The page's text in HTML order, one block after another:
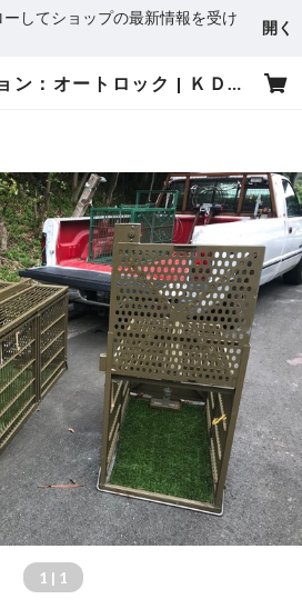
ーしてショップの最新情報を受け
開く
捕獲器用オプション：オートロック | ＫＤＰ：神奈川ドッグプロテクション
1 | 1